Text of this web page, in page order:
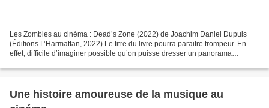
Les Zombies au cinéma : Dead’s Zone (2022) de Joachim Daniel Dupuis
(Éditions L’Harmattan, 2022) Le titre du livre pourra paraitre trompeur. En
effet, difficile d’imaginer possible qu’on puisse dresser un panorama
Une histoire amoureuse de la musique au